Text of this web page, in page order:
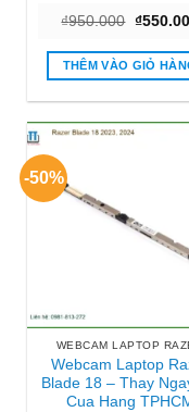
₫950.000 Giá
là:
₫
THÊM VÀO GIỎ
-50%
WEBCAM LAPTOP
Webcam Laptop
Blade 18 – Thay
Cua Hang